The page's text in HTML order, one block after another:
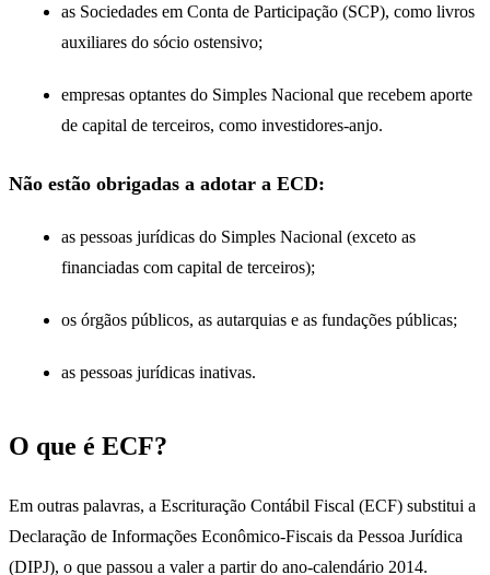
as Sociedades em Conta de Participação (SCP), como livros
auxiliares do sócio ostensivo;
empresas optantes do Simples Nacional que recebem aporte
de capital de terceiros, como investidores-anjo.
Não estão obrigadas a adotar a ECD:
as pessoas jurídicas do Simples Nacional (exceto as
financiadas com capital de terceiros);
os órgãos públicos, as autarquias e as fundações públicas;
as pessoas jurídicas inativas.
O que é ECF?
Em outras palavras, a Escrituração Contábil Fiscal (ECF) substitui a
Declaração de Informações Econômico-Fiscais da Pessoa Jurídica
(DIPJ), o que passou a valer a partir do ano-calendário 2014.